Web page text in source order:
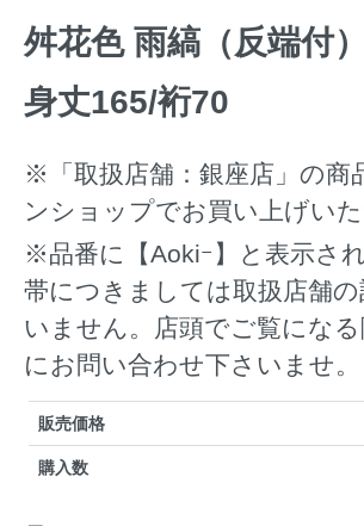
舛花色 雨縞（反端付
身丈165/裄70
※「取扱店舗：銀座店」の商
ンショップでお買い上げいた
※品番に【Aokiｰ】と表示さ
帯につきましては取扱店舗
いません。店頭でご覧にな
にお問い合わせ下さいませ。
販売価格
購入数